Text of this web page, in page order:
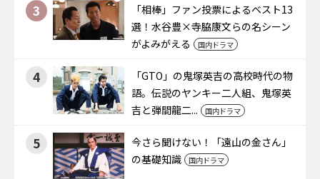
3
「相棒」ファン投票によるベスト13
選！水谷豊×寺脇康文らの名シーン
がよみがえる
国内ドラマ
4
「GTO」の鬼塚英吉の高校時代の物
語。伝説のヤンキー二人組、鬼塚英
吉と弾間龍二...
国内ドラマ
5
今さら聞けない！「遠山の金さん」
の基礎知識
国内ドラマ